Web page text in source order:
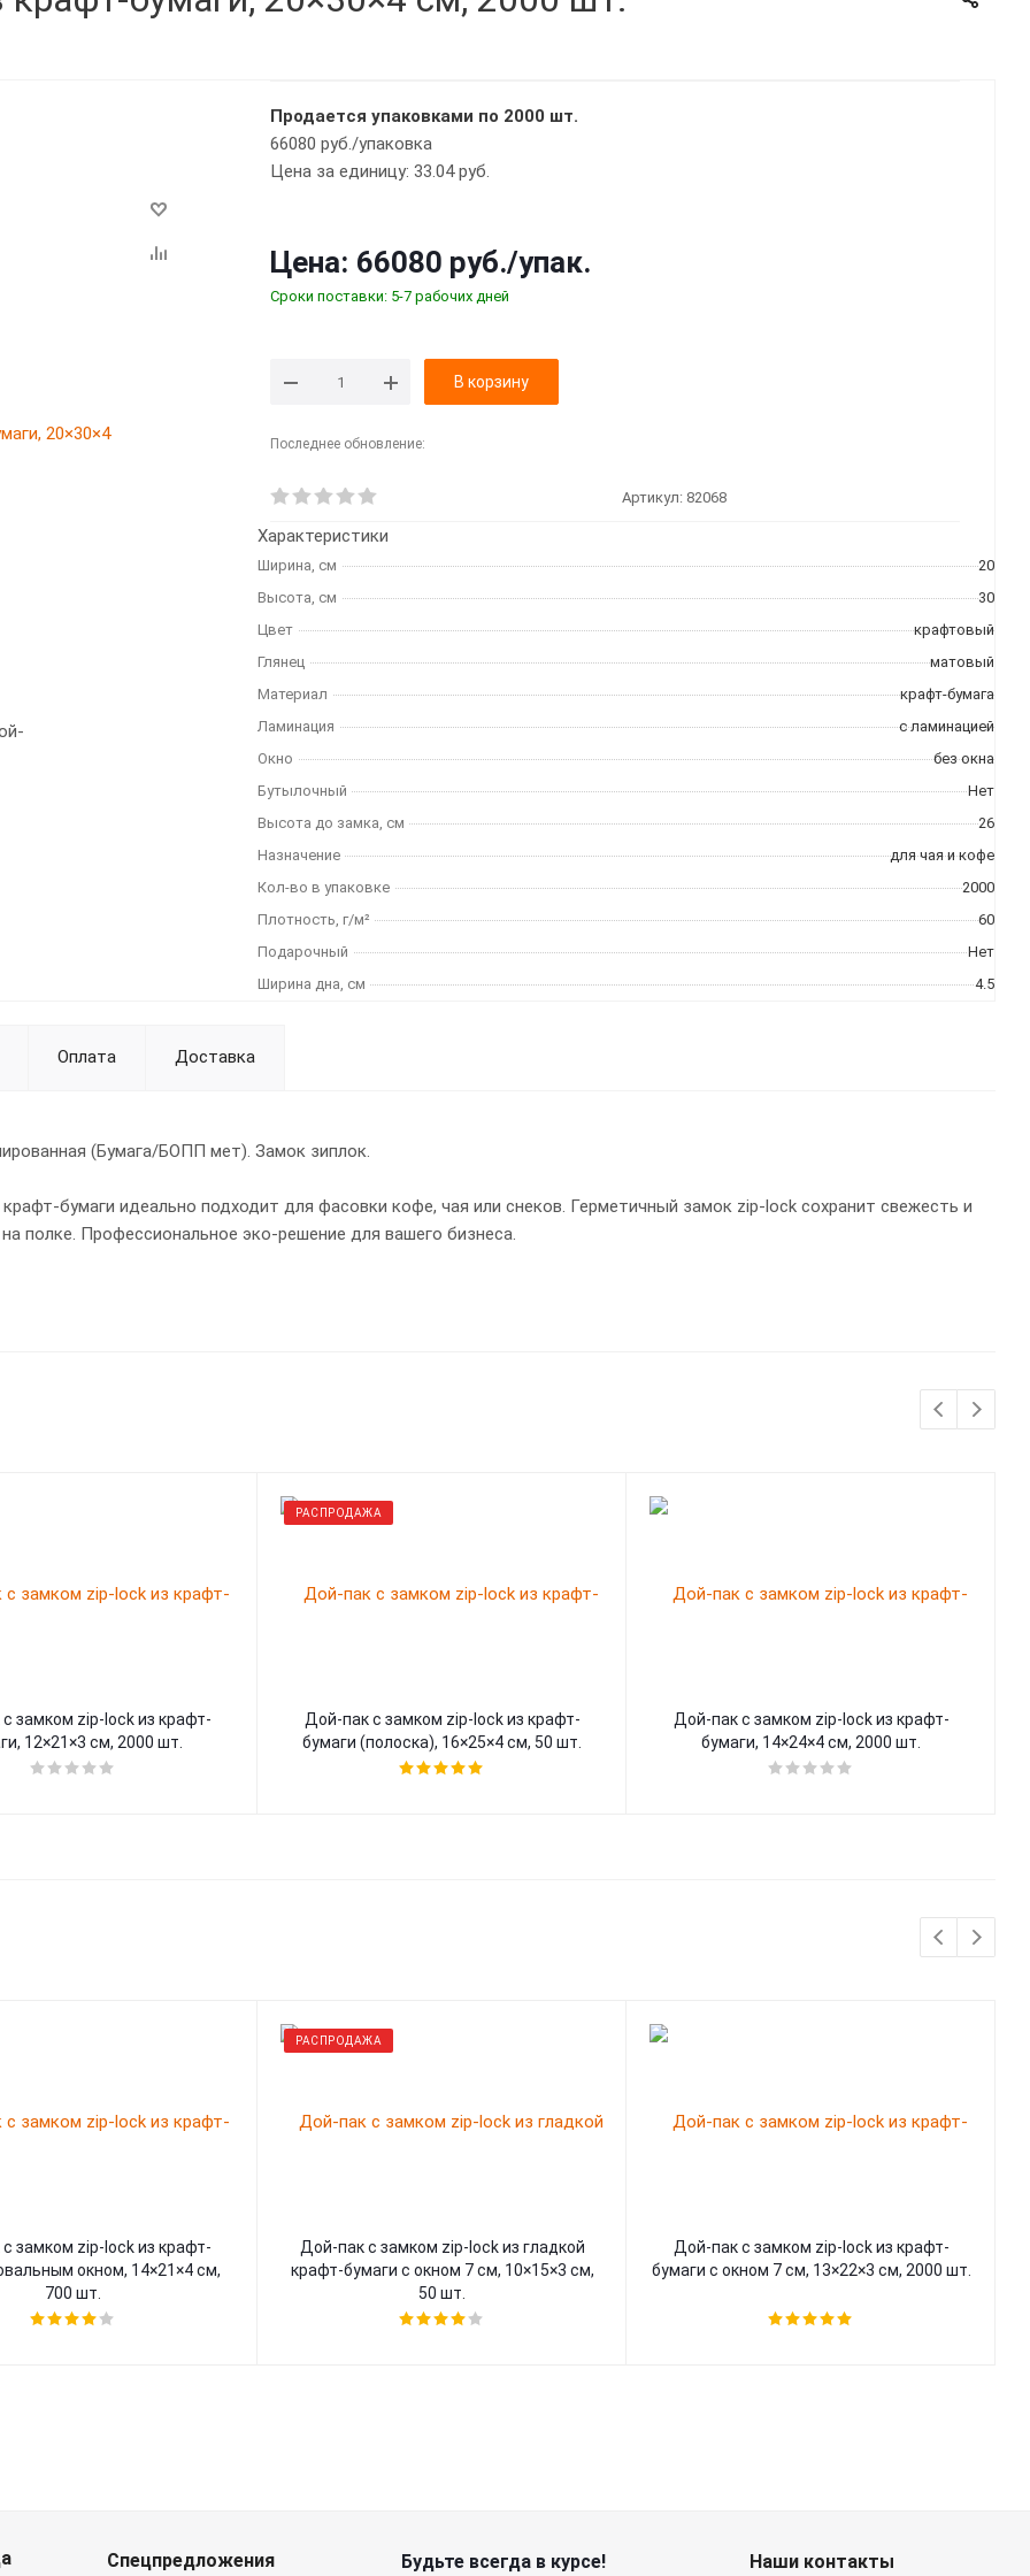
Продается упаковками по 2000 шт.
66080 руб./упаковка
Цена за единицу: 33.04 руб.
Цена: 66080 руб./упак.
Сроки поставки: 5-7 рабочих дней
В корзину
Последнее обновление:
Артикул: 82068
Характеристики
Ширина, см
20
Высота, см
30
Цвет
крафтовый
Глянец
матовый
Материал
крафт-бумага
Ламинация
с ламинацией
Окно
без окна
Бутылочный
Нет
Высота до замка, см
26
Назначение
для чая и кофе
Кол-во в упаковке
2000
Плотность, г/м²
60
Подарочный
Нет
Ширина дна, см
4.5
Оплата Доставка
(Бумага/БОПП мет). Замок зиплок.
бумаги идеально подходит для фасовки кофе, чая или снеков. Герметичный замок zip-lock сохранит свежесть и
полке. Профессиональное эко-решение для вашего бизнеса.
замком zip-lock из крафт-
12×21×3 cм, 2000 шт.
РАСПРОДАЖА
Дой-пак с замком zip-lock из крафт-
бумаги (полоска), 16×25×4 cм, 50 шт.
Дой-пак с замком zip-lock из крафт-
бумаги, 14×24×4 cм, 2000 шт.
замком zip-lock из крафт-
окном, 14×21×4 cм,
700 шт.
РАСПРОДАЖА
Дой-пак с замком zip-lock из гладкой
крафт-бумаги с окном 7 см, 10×15×3 cм,
50 шт.
Дой-пак с замком zip-lock из крафт-
бумаги с окном 7 см, 13×22×3 cм, 2000 шт.
Спецпредложения Будьте всегда в курсе! Наши контакты